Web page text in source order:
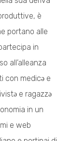
è
portano alle
in
all’alleanza
con medicə e
e ragazzə
in un
e web